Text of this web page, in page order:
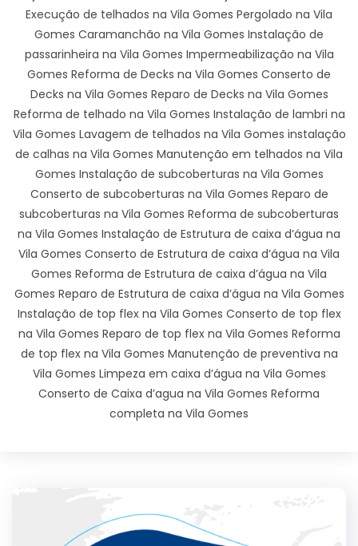
Execução de telhados na Vila Gomes Pergolado na Vila
Gomes Caramanchão na Vila Gomes Instalação de
passarinheira na Vila Gomes Impermeabilização na Vila
Gomes Reforma de Decks na Vila Gomes Conserto de
Decks na Vila Gomes Reparo de Decks na Vila Gomes
Reforma de telhado na Vila Gomes Instalação de lambri na
Vila Gomes Lavagem de telhados na Vila Gomes instalação
de calhas na Vila Gomes Manutenção em telhados na Vila
Gomes Instalação de subcoberturas na Vila Gomes
Conserto de subcoberturas na Vila Gomes Reparo de
subcoberturas na Vila Gomes Reforma de subcoberturas
na Vila Gomes Instalação de Estrutura de caixa d’água na
Vila Gomes Conserto de Estrutura de caixa d’água na Vila
Gomes Reforma de Estrutura de caixa d’água na Vila
Gomes Reparo de Estrutura de caixa d’água na Vila Gomes
Instalação de top flex na Vila Gomes Conserto de top flex
na Vila Gomes Reparo de top flex na Vila Gomes Reforma
de top flex na Vila Gomes Manutenção de preventiva na
Vila Gomes Limpeza em caixa d’água na Vila Gomes
Conserto de Caixa d’agua na Vila Gomes Reforma
completa na Vila Gomes